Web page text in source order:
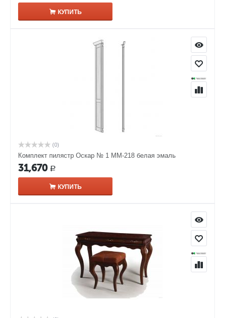
КУПИТЬ
(0)
Комплект пилястр Оскар № 1 ММ-218 белая эмаль
31,670 Р
КУПИТЬ